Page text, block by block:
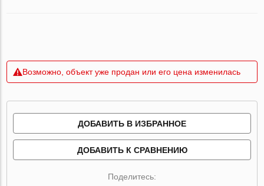
Возможно, объект уже продан или его цена изменилась
ДОБАВИТЬ В ИЗБРАННОЕ
ДОБАВИТЬ К СРАВНЕНИЮ
Поделитесь: